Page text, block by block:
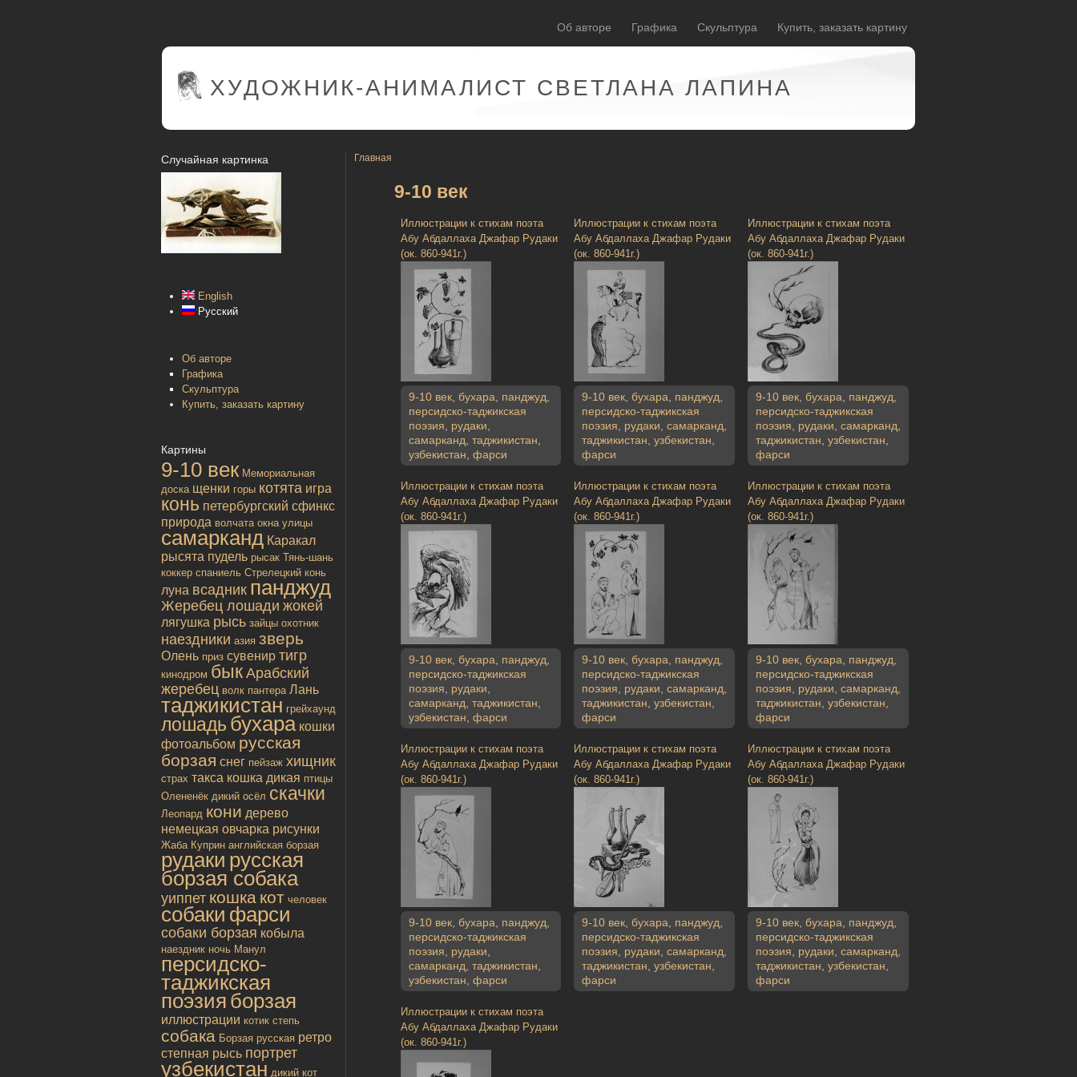
Об авторе Графика Скульптура Купить, заказать картину
ХУДОЖНИК-АНИМАЛИСТ СВЕТЛАНА ЛАПИНА
Случайная картинка
English
Русский
Об авторе
Графика
Скульптура
Купить, заказать картину
Картины
9-10 век Мемориальная
доска щенки горы котята игра
конь петербургский сфинкс
природа волчата окна улицы
самарканд Каракал
рысята пудель рысак Тянь-шань
коккер спаниель Стрелецкий конь
луна всадник панджуд
Жеребец лошади жокей
лягушка рысь зайцы охотник
наездники азия зверь
Олень приз сувенир тигр
кинодром бык Арабский
жеребец волк пантера Лань
таджикистан грейхаунд
лошадь бухара кошки
фотоальбом русская
борзая снег пейзаж хищник
страх такса кошка дикая птицы
Олененёк дикий осёл скачки
Леопард кони дерево
немецкая овчарка рисунки
Жаба Куприн английская борзая
рудаки русская
борзая собака
уиппет кошка кот человек
собаки фарси
собаки борзая кобыла
наездник ночь Манул
персидско-
таджикская
поэзия борзая
иллюстрации котик степь
собака Борзая русская ретро
степная рысь портрет
узбекистан дикий кот
Главная
9-10 век
Иллюстрации к стихам поэта
Абу Абдаллаха Джафар Рудаки
(ок. 860-941г.)
9-10 век бухара панджуд
персидско-таджикская
поэзия
рудаки
самарканд таджикистан
узбекистан фарси
Иллюстрации к стихам поэта
Абу Абдаллаха Джафар Рудаки
(ок. 860-941г.)
9-10 век бухара панджуд
персидско-таджикская
поэзия
рудаки самарканд
таджикистан узбекистан
фарси
Иллюстрации к стихам поэта
Абу Абдаллаха Джафар Рудаки
(ок. 860-941г.)
9-10 век бухара панджуд
персидско-таджикская
поэзия
рудаки самарканд
таджикистан узбекистан
фарси
Иллюстрации к стихам поэта
Абу Абдаллаха Джафар Рудаки
(ок. 860-941г.)
9-10 век бухара панджуд
персидско-таджикская
поэзия
рудаки
самарканд таджикистан
узбекистан фарси
Иллюстрации к стихам поэта
Абу Абдаллаха Джафар Рудаки
(ок. 860-941г.)
9-10 век бухара панджуд
персидско-таджикская
поэзия
рудаки самарканд
таджикистан узбекистан
фарси
Иллюстрации к стихам поэта
Абу Абдаллаха Джафар Рудаки
(ок. 860-941г.)
9-10 век бухара панджуд
персидско-таджикская
поэзия
рудаки самарканд
таджикистан узбекистан
фарси
Иллюстрации к стихам поэта
Абу Абдаллаха Джафар Рудаки
(ок. 860-941г.)
9-10 век бухара панджуд
персидско-таджикская
поэзия
рудаки
самарканд таджикистан
узбекистан фарси
Иллюстрации к стихам поэта
Абу Абдаллаха Джафар Рудаки
(ок. 860-941г.)
9-10 век бухара панджуд
персидско-таджикская
поэзия
рудаки самарканд
таджикистан узбекистан
фарси
Иллюстрации к стихам поэта
Абу Абдаллаха Джафар Рудаки
(ок. 860-941г.)
9-10 век бухара панджуд
персидско-таджикская
поэзия
рудаки самарканд
таджикистан узбекистан
фарси
Иллюстрации к стихам поэта
Абу Абдаллаха Джафар Рудаки
(ок. 860-941г.)